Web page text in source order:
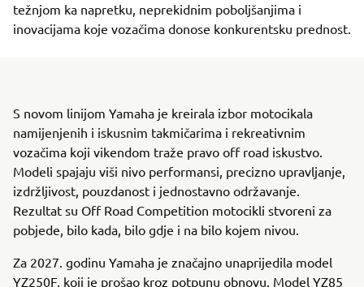
težnjom ka napretku, neprekidnim poboljšanjima i
inovacijama koje vozačima donose konkurentsku prednost.
S novom linijom Yamaha je kreirala izbor motocikala
namijenjenih i iskusnim takmičarima i rekreativnim
vozačima koji vikendom traže pravo off road iskustvo.
Modeli spajaju viši nivo performansi, precizno upravljanje,
izdržljivost, pouzdanost i jednostavno održavanje.
Rezultat su Off Road Competition motocikli stvoreni za
pobjede, bilo kada, bilo gdje i na bilo kojem nivou.
Za 2027. godinu Yamaha je značajno unaprijedila model
YZ250F, koji je prošao kroz potpunu obnovu. Model YZ85